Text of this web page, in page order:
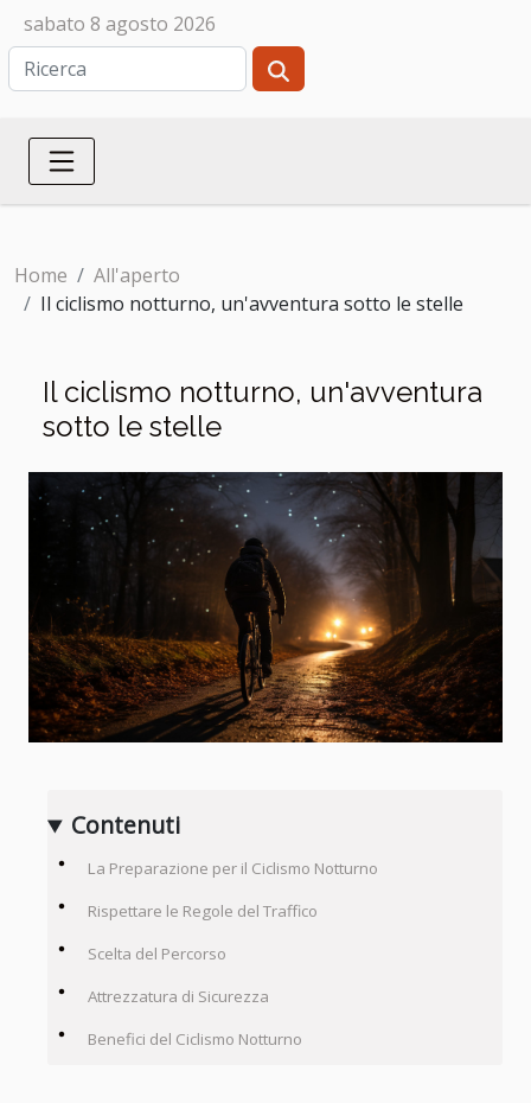
sabato 8 agosto 2026
Home
All'aperto
Il ciclismo notturno, un'avventura sotto le stelle
Il ciclismo notturno, un'avventura
sotto le stelle
Contenuti
La Preparazione per il Ciclismo Notturno
Rispettare le Regole del Traffico
Scelta del Percorso
Attrezzatura di Sicurezza
Benefici del Ciclismo Notturno